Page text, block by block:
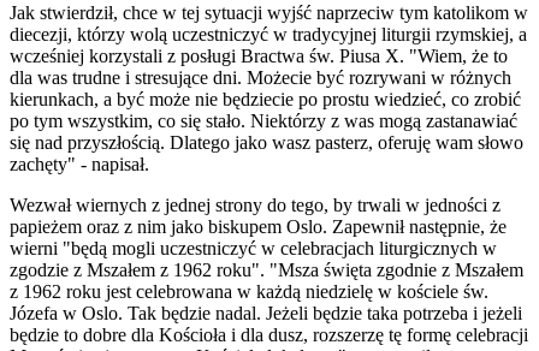
Jak stwierdził, chce w tej sytuacji wyjść naprzeciw tym katolikom w
diecezji, którzy wolą uczestniczyć w tradycyjnej liturgii rzymskiej, a
wcześniej korzystali z posługi Bractwa św. Piusa X. "Wiem, że to
dla was trudne i stresujące dni. Możecie być rozrywani w różnych
kierunkach, a być może nie będziecie po prostu wiedzieć, co zrobić
po tym wszystkim, co się stało. Niektórzy z was mogą zastanawiać
się nad przyszłością. Dlatego jako wasz pasterz, oferuję wam słowo
zachęty" - napisał.
Wezwał wiernych z jednej strony do tego, by trwali w jedności z
papieżem oraz z nim jako biskupem Oslo. Zapewnił następnie, że
wierni "będą mogli uczestniczyć w celebracjach liturgicznych w
zgodzie z Mszałem z 1962 roku". "Msza święta zgodnie z Mszałem
z 1962 roku jest celebrowana w każdą niedzielę w kościele św.
Józefa w Oslo. Tak będzie nadal. Jeżeli będzie taka potrzeba i jeżeli
będzie to dobre dla Kościoła i dla dusz, rozszerzę tę formę celebracji